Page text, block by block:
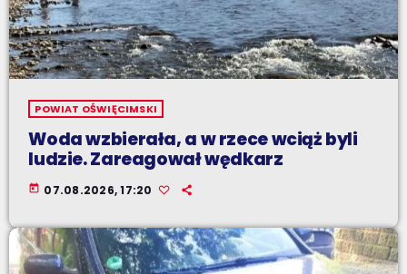
POWIAT OŚWIĘCIMSKI
Woda wzbierała, a w rzece wciąż byli
ludzie. Zareagował wędkarz
today 07.08.2026, 17:20